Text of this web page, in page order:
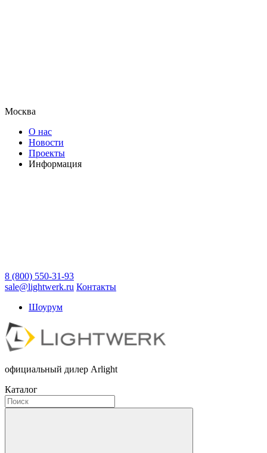
Москва
О нас
Новости
Проекты
Информация
8 (800) 550-31-93
sale@lightwerk.ru Контакты
Шоурум
официальный дилер Arlight
Каталог